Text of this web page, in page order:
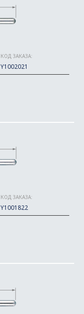
КОД ЗАКАЗА:
Y1002021
КОД ЗАКАЗА:
Y1001822